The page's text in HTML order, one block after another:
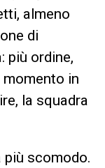
almeno
di
più ordine,
in
la squadra
più scomodo.